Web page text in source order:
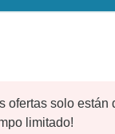
ofertas solo están
limitado!